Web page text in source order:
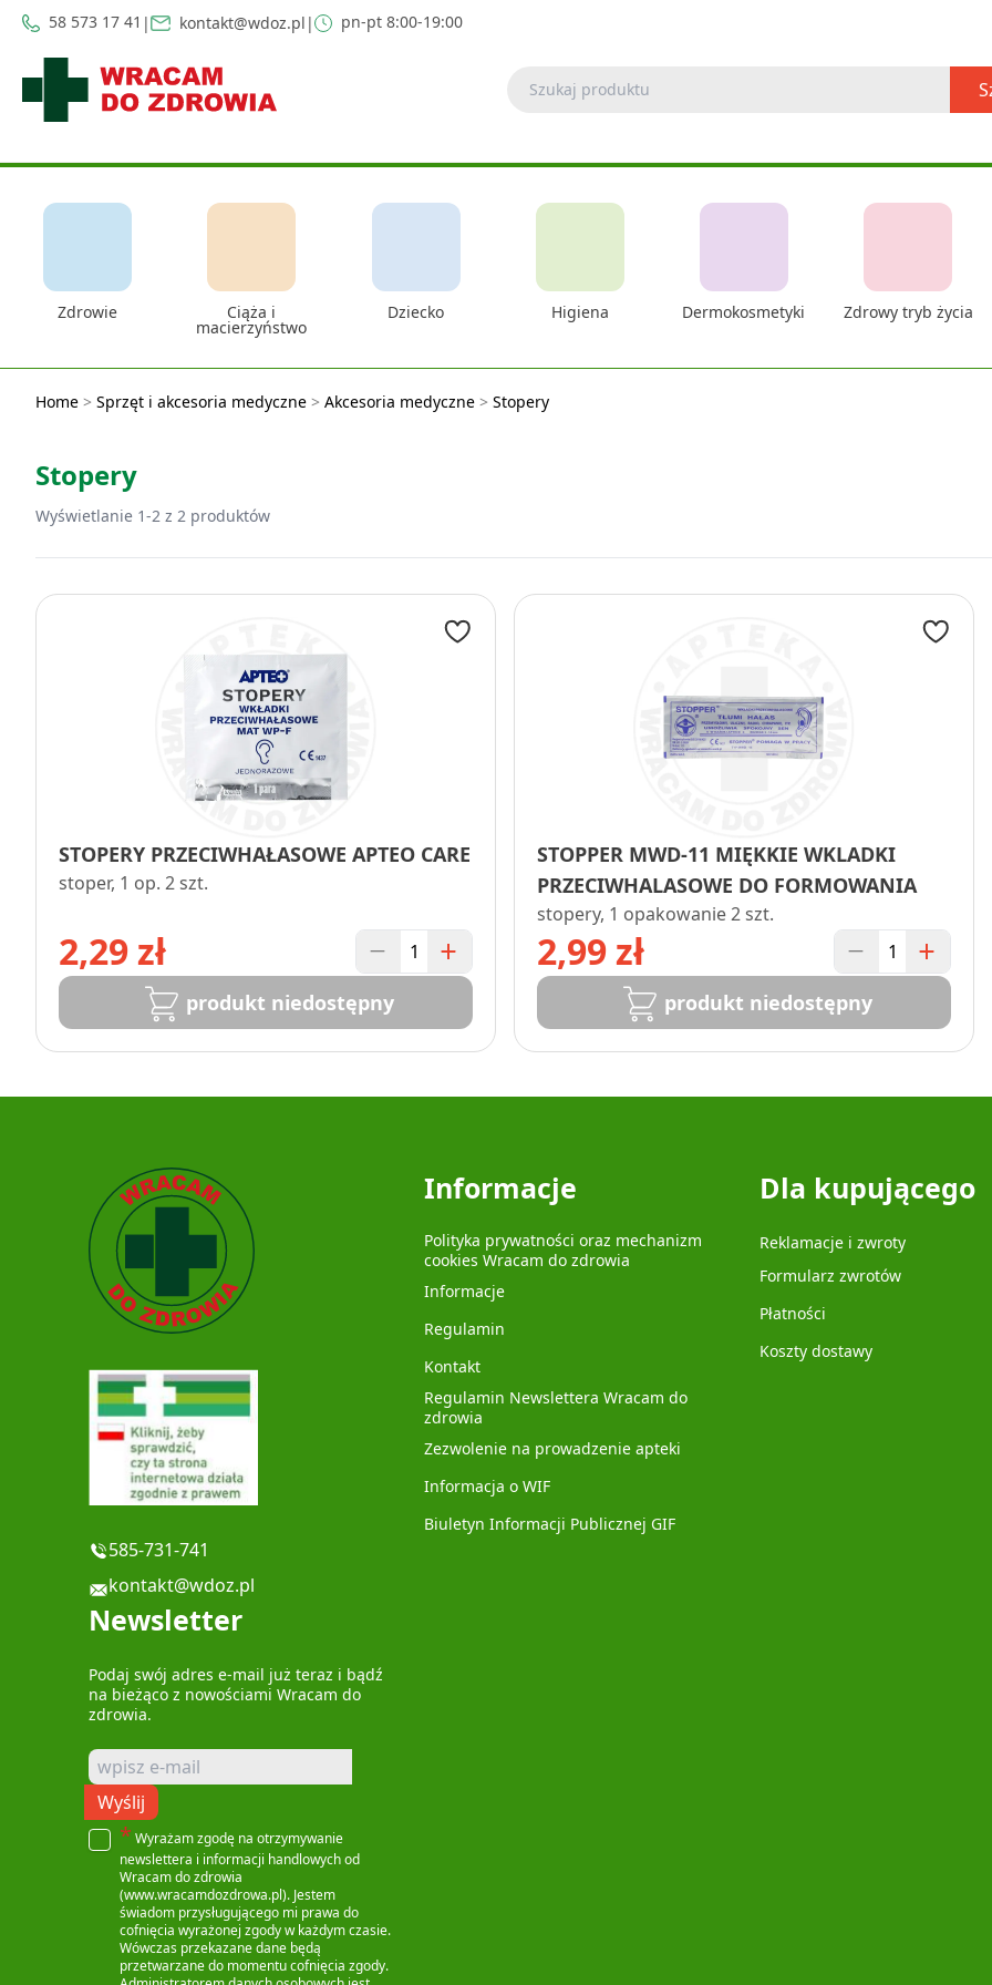
58 573 17 41 | kontakt@wdoz.pl | pn-pt 8:00-19:00
Zdrowie Ciąża i
macierzyństwo
Dziecko Higiena Dermokosmetyki Zdrowy tryb życia
Home > Sprzęt i akcesoria medyczne > Akcesoria medyczne > Stopery
Stopery
Wyświetlanie 1-2 z 2 produktów
STOPERY PRZECIWHAŁASOWE APTEO CARE
stoper, 1 op. 2 szt.
2,29 zł
produkt niedostępny
STOPPER MWD-11 MIĘKKIE WKLADKI
PRZECIWHALASOWE DO FORMOWANIA
stopery, 1 opakowanie 2 szt.
2,99 zł
produkt niedostępny
585-731-741
kontakt@wdoz.pl
Informacje
Polityka prywatności oraz mechanizm
cookies Wracam do zdrowia
Informacje
Regulamin
Kontakt
Regulamin Newslettera Wracam do
zdrowia
Zezwolenie na prowadzenie apteki
Informacja o WIF
Biuletyn Informacji Publicznej GIF
Dla kupującego
Reklamacje i zwroty
Formularz zwrotów
Płatności
Koszty dostawy
Newsletter
Podaj swój adres e-mail już teraz i bądź
na bieżąco z nowościami Wracam do
zdrowia.
Wyślij
* Wyrażam zgodę na otrzymywanie
newslettera i informacji handlowych od
Wracam do zdrowia
(www.wracamdozdrowa.pl). Jestem
świadom przysługującego mi prawa do
cofnięcia wyrażonej zgody w każdym czasie.
Wówczas przekazane dane będą
przetwarzane do momentu cofnięcia zgody.